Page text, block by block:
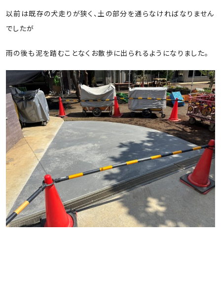
サービス内容
施工事例
以前は既存の犬走りが狭く、土の部分を通らなければなりません
でしたが
雨の後も泥を踏むことなくお散歩に出られるようになりました。